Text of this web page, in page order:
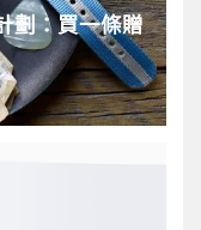
劃：買一條贈